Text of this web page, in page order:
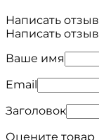
Написать отзыв
Написать отзыв
Ваше имя
Email
Заголовок
Оцените товар